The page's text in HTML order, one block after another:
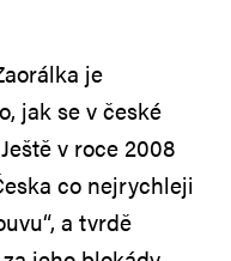
je
jak se v české
v roce 2008
co nejrychleji
a tvrdě